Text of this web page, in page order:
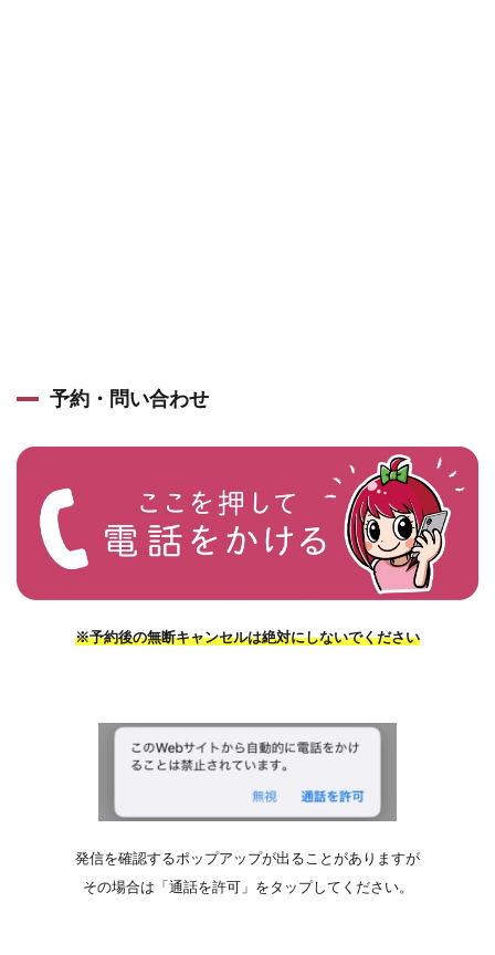
予約・問い合わせ
※予約後の無断キャンセルは絶対にしないでください
発信を確認するポップアップが出ることがありますが
その場合は「通話を許可」をタップしてください。